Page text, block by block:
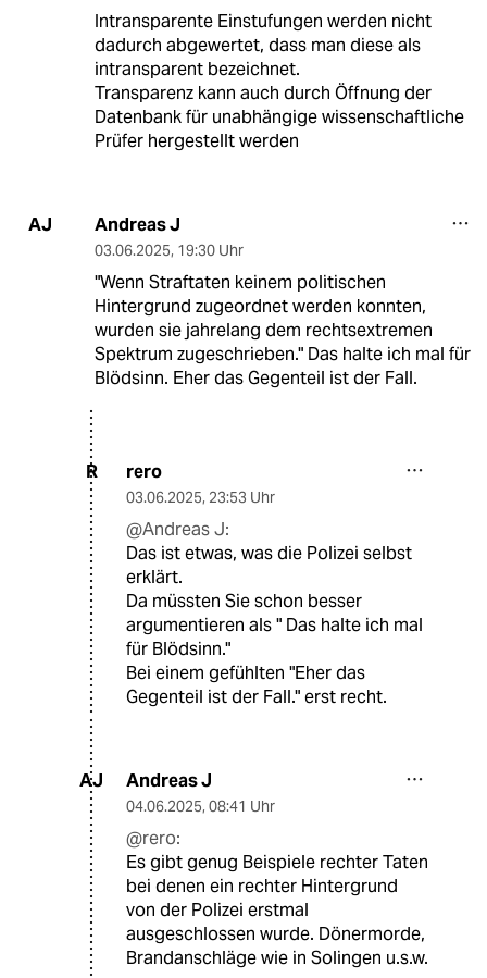
Intransparente Einstufungen werden nicht
dadurch abgewertet, dass man diese als
intransparent bezeichnet.
Transparenz kann auch durch Öffnung der
Datenbank für unabhängige wissenschaftliche
Prüfer hergestellt werden
AJ Andreas J
03.06.2025, 19:30 Uhr
"Wenn Straftaten keinem politischen
Hintergrund zugeordnet werden konnten,
wurden sie jahrelang dem rechtsextremen
Spektrum zugeschrieben." Das halte ich mal für
Blödsinn. Eher das Gegenteil ist der Fall.
R rero
03.06.2025, 23:53 Uhr
@Andreas J:
Das ist etwas, was die Polizei selbst
erklärt.
Da müssten Sie schon besser
argumentieren als " Das halte ich mal
für Blödsinn."
Bei einem gefühlten "Eher das
Gegenteil ist der Fall." erst recht.
AJ Andreas J
04.06.2025, 08:41 Uhr
@rero:
Es gibt genug Beispiele rechter Taten
bei denen ein rechter Hintergrund
von der Polizei erstmal
ausgeschlossen wurde. Dönermorde,
Brandanschläge wie in Solingen u.s.w.